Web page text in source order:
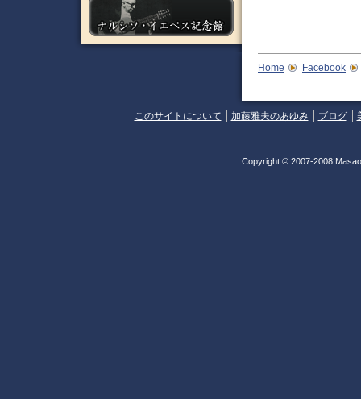
Home Facebook
このサイトについて 加藤雅夫のあゆみ ブログ
Copyright © 2007-2008